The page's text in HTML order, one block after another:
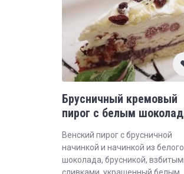
Брусничный кремовый
пирог с белым
Венский пирог с брусничной
начинкой и начинкой из белого
шоколада, брусникой,